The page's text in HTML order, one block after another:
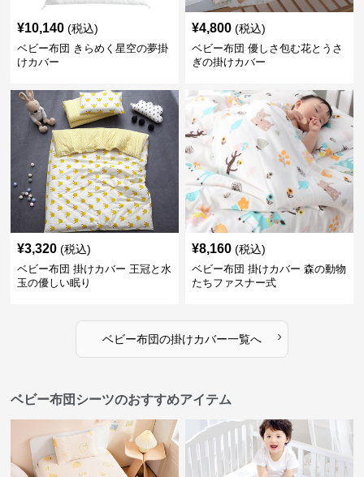
¥10,140 (税込)
ベビー布団 きらめく星空の夢掛
けカバー
¥4,800 (税込)
ベビー布団 優しさ包む花とうさ
ぎの掛けカバー
¥3,320 (税込)
ベビー布団 掛けカバー 王冠と水
玉の優しい眠り
¥8,160 (税込)
ベビー布団 掛けカバー 森の動物
たちファスナー式
ベビー布団の掛けカバー一覧へ ›
ベビー布団シーツのおすすめアイテム